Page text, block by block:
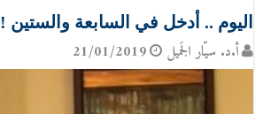
اليوم .. أدخل في السابعة والستين !
أ.د. سيّار الجَميل 21/01/2019